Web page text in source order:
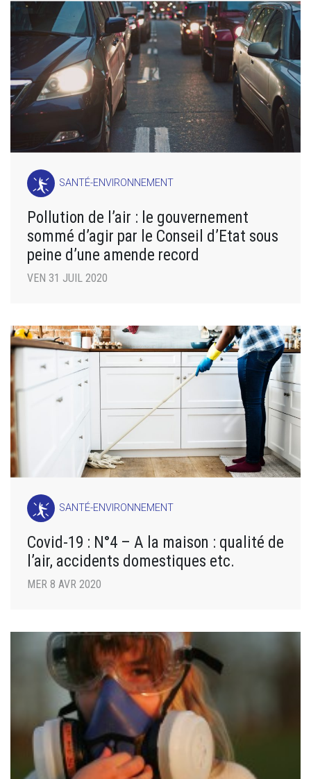
SANTÉ-ENVIRONNEMENT
Pollution de l’air : le gouvernement
sommé d’agir par le Conseil d’Etat sous
peine d’une amende record
VEN 31 JUIL 2020
SANTÉ-ENVIRONNEMENT
Covid-19 : N°4 – A la maison : qualité de
l’air, accidents domestiques etc.
MER 8 AVR 2020